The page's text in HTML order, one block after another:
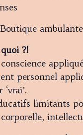
?!
personnel
limitants